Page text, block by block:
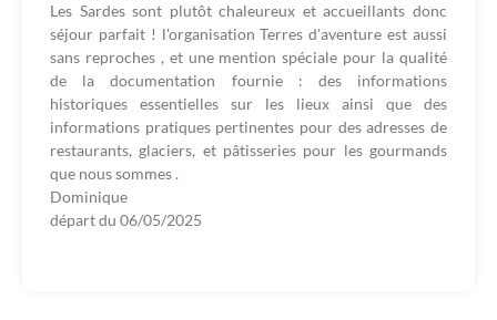
Les Sardes sont plutôt chaleureux et accueillants donc
séjour parfait ! l'organisation Terres d'aventure est aussi
sans reproches , et une mention spéciale pour la qualité
de la documentation fournie : des informations
historiques essentielles sur les lieux ainsi que des
informations pratiques pertinentes pour des adresses de
restaurants, glaciers, et pâtisseries pour les gourmands
que nous sommes .
Dominique
départ du 06/05/2025